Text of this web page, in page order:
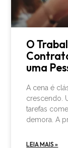
O
uma
A cena é
crescendo.
tarefas
demora. A
LEIA MAIS »